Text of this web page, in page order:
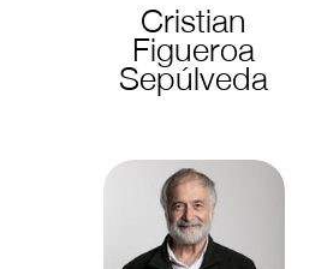
Cristian
Figueroa
Sepúlveda